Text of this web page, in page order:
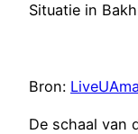
Situatie in
Bron:
De schaal van